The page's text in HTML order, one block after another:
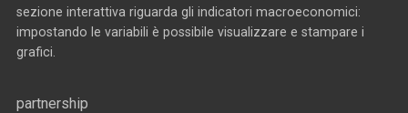
sezione interattiva riguarda gli indicatori macroeconomici:
impostando le variabili è possibile visualizzare e stampare i
grafici.
partnership